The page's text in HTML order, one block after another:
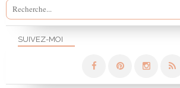
SUIVEZ-MOI